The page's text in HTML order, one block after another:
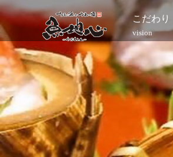
こだわり
vision